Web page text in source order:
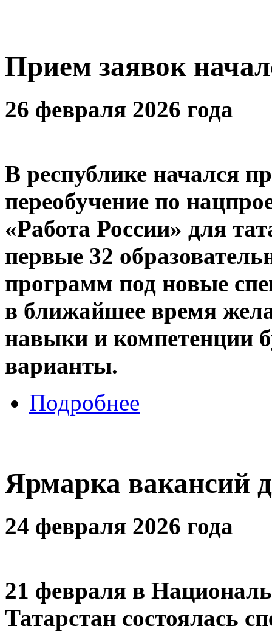
Прием заявок
26 февраля 2026 года
В республике начался
переобучение по
«Работа России» для
первые 32
программ под новые
в ближайшее время
навыки и компетенции
варианты.
Подробнее
Ярмарка вакансий
24 февраля 2026 года
21 февраля в
Татарстан состоялась